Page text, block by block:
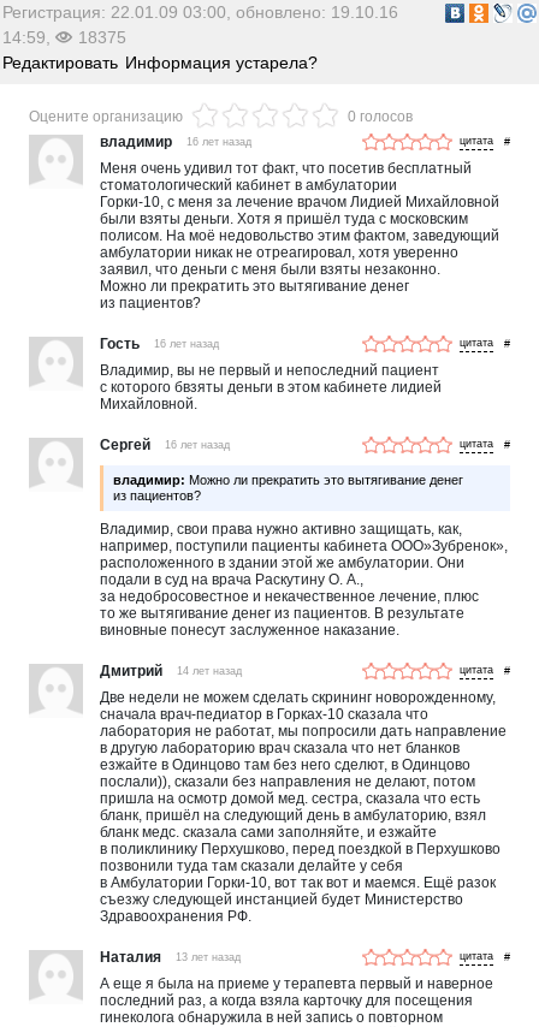
Регистрация: 22.01.09 03:00, обновлено: 19.10.16
14:59,
18375
Редактировать Информация устарела?
Оцените организацию
0 голосов
владимир
16 лет назад #
Меня очень удивил тот факт, что посетив бесплатный
стоматологический кабинет в амбулатории
Горки-10, с меня за лечение врачом Лидией Михайловной
были взяты деньги. Хотя я пришёл туда с московским
полисом. На моё недовольство этим фактом, заведующий
амбулатории никак не отреагировал, хотя уверенно
заявил, что деньги с меня были взяты незаконно.
Можно ли прекратить это вытягивание денег
из пациентов?
Гость 16 лет назад #
Владимир, вы не первый и непоследний пациент
с которого бвзяты деньги в этом кабинете лидией
Михайловной.
Сергей 16 лет назад #
владимир: Можно ли прекратить это вытягивание денег
из пациентов?
Владимир, свои права нужно активно защищать, как,
например, поступили пациенты кабинета ООО»Зубренок»,
расположенного в здании этой же амбулатории. Они
подали в суд на врача Раскутину О. А.,
за недобросовестное и некачественное лечение, плюс
то же вытягивание денег из пациентов. В результате
виновные понесут заслуженное наказание.
Дмитрий 14 лет назад #
Две недели не можем сделать скрининг новорожденному,
сначала врач-педиатор в Горках-10 сказала что
лаборатория не работат, мы попросили дать направление
в другую лабораторию врач сказала что нет бланков
езжайте в Одинцово там без него сделют, в Одинцово
послали)), сказали без направления не делают, потом
пришла на осмотр домой мед. сестра, сказала что есть
бланк, пришёл на следующий день в амбулаторию, взял
бланк медс. сказала сами заполняйте, и езжайте
в поликлинику Перхушково, перед поездкой в Перхушково
позвонили туда там сказали делайте у себя
в Амбулатории Горки-10, вот так вот и маемся. Ещё разок
съезжу следующей инстанцией будет Министерство
Здравоохранения РФ.
Наталия 13 лет назад #
А еще я была на приеме у терапевта первый и наверное
последний раз, а когда взяла карточку для посещения
гинеколога обнаружила в ней запись о повторном